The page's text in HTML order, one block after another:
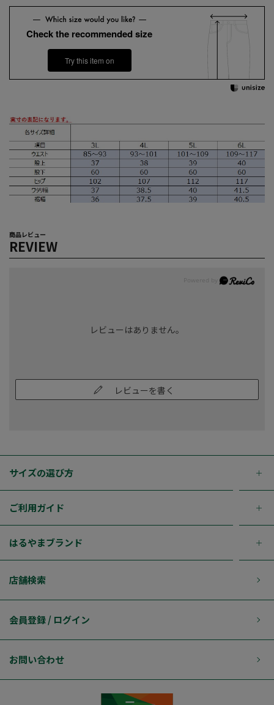
Check the recommended size
Try this item on
商品レビュー
REVIEW
レビューはありません。
レビューを書く
サイズの選び方
ご利用ガイド
はるやまブランド
店舗検索
会員登録 / ログイン
お問い合わせ